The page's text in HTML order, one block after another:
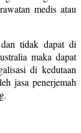
medis atau
tidak dapat di
maka dapat
di kedutaan
jasa penerjemah